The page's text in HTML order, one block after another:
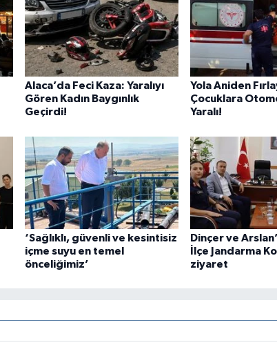
Alaca’da Feci Kaza: Yaralıyı
Gören Kadın Baygınlık
Geçirdi!
Yola Aniden
Çocuklara
Yaralı!
‘Sağlıklı, güvenli ve kesintisiz
içme suyu en temel
önceliğimiz’
Dinçer ve
İlçe Jandarma
ziyaret